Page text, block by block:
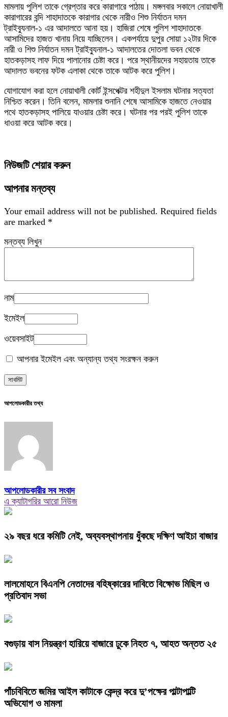
মামলায় পুলিশ তাকে গ্রেপ্তার করে কারাগারে পাঠায়। মঙ্গলবার সকালে নোয়াখালী
কারাগারের বন্দি শাহাদাতকে কারাগার থেকে নারীও শিশু নির্যাতন দমন
ট্রাইব্যুনাল-১ এর আদালতে আনা হয়। হাজিরা শেষে পুলিশ শাহাদাতকে
আসামিদের হাজত খানায় নিয়ে যাচ্ছিলেন। একপর্যায়ে দুপুর সোয়া ১২টার দিকে
নারী ও শিশু নির্যাতন দমন ট্রাইব্যুনাল-১ আদালতের দোতলা ভবন থেকে
হাতকড়াসহ লাফ দিয়ে পালানোর চেষ্টা করে। পরে স্থানীয়দের সহায়তায় তাকে
আদালত ভবনের ফটক এলাকা থেকে তাকে আটক করে পুলিশ।
যোগাযোগ করা হলে নোয়াখালী কোর্ট ইন্সপেক্টর শহীদুল ইসলাম ঘটনার সত্যতা
নিশ্চিত করেন। তিনি বলেন, মামলার শুনানি শেষে আসামিকে হাজতে নেওয়ার
পথে হাতকড়াসহ পালিয়ে যাওয়ার চেষ্টা করে। ঘটনার পর পরই পুলিশ তাকে
ধাওয়া করে আটক করে।
নিউজটি শেয়ার করুন
আপনার মন্তব্য
Your email address will not be published. Required fields
are marked *
মন্তব্য লিখুন
নাম
ইমেইল
ওয়েবসাইট
আপনার ইমেইল এবং অন্যান্য তথ্য সংরক্ষন করুন
আপলোডকারীর তথ্য
আপলোডকারীর সব সংবাদ
এ ক্যাটাগরির আরো নিউজ
২৯ বছর ধরে কমিটি নেই, অব্যবস্থাপনায় ধুঁকছে দক্ষিণ আইচা বাজার
লালমোহনে বিএনপি নেতাদের বহিষ্কারের দাবিতে বিক্ষোভ মিছিল ও
প্রতিবাদ সভা
বগুড়ায় বাস নিয়ন্ত্রণ হারিয়ে বাজারে ঢুকে নিহত ৭, আহত অন্তত ২৫
পাঁচবিবিতে জমির আইল কাটাকে কেন্দ্র করে দু’পক্ষের পাল্টাপাল্টি
অভিযোগ ও মামলা